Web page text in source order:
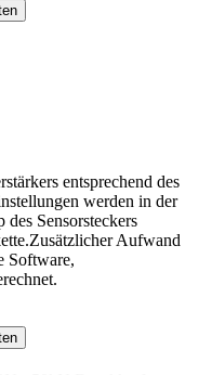
entsprechend des
werden in der
Sensorsteckers
Aufwand
Software,